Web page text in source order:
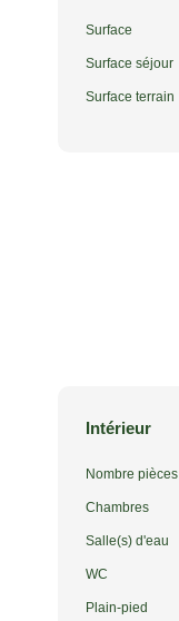
Surface
Surface séjour
Surface terrain
Intérieur
Nombre pièces
Chambres
Salle(s) d'eau
WC
Plain-pied